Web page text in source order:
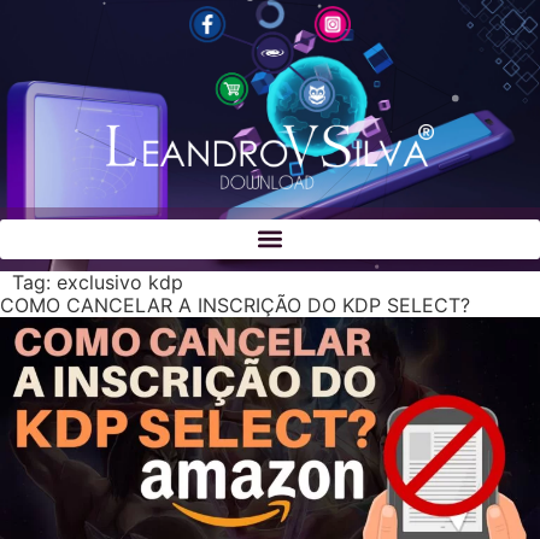
Tag: exclusivo kdp
COMO CANCELAR A INSCRIÇÃO DO KDP SELECT?